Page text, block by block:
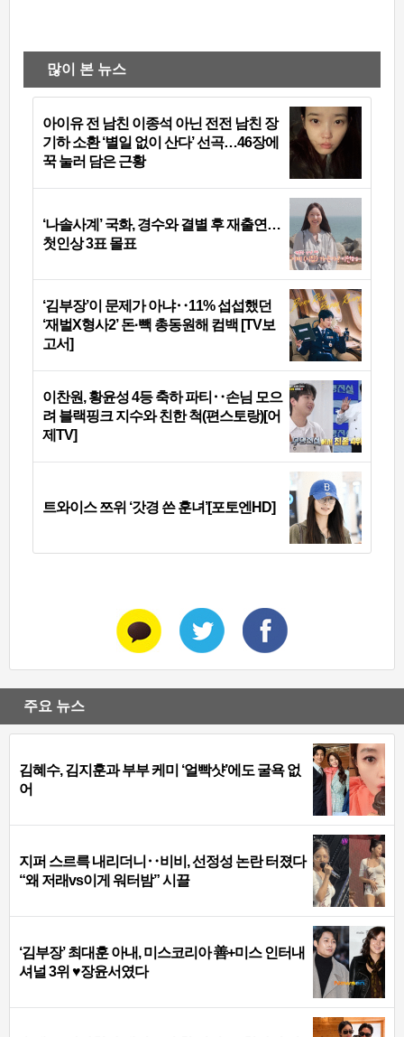
많이 본 뉴스
아이유 전 남친 이종석 아닌 전전 남친 장
기하 소환 ‘별일 없이 산다’ 선곡…46장에
꾹 눌러 담은 근황
‘나솔사계’ 국화, 경수와 결별 후 재출연…
첫인상 3표 몰표
‘김부장’이 문제가 아냐‥11% 섭섭했던
‘재벌X형사2’ 돈·빽 총동원해 컴백 [TV보
고서]
이찬원, 황윤성 4등 축하 파티‥손님 모으
려 블랙핑크 지수와 친한 척(편스토랑)[어
제TV]
트와이스 쯔위 ‘갓경 쓴 훈녀’[포토엔HD]
주요 뉴스
김혜수, 김지훈과 부부 케미 ‘얼빡샷’에도 굴욕 없
어
지퍼 스르륵 내리더니‥비비, 선정성 논란 터졌다
“왜 저래vs이게 워터밤” 시끌
‘김부장’ 최대훈 아내, 미스코리아 善+미스 인터내
셔널 3위 ♥장윤서였다